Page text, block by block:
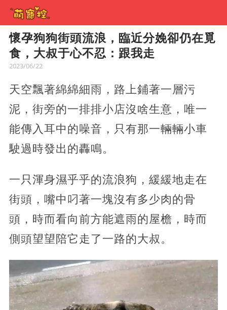
懷孕狗狗街頭流浪，臨近分娩卻仍在覓
食，大叔于心不忍：跟我走
2023/06/22
天空飄著綿綿細雨，路上鋪著一層污
泥，街旁的一排排小店沒啥生意，唯一
能傳入耳中的噪音，只有那一輛輛小車
駛過時發出的轟鳴。
一只渾身濕乎乎的流浪狗，緩緩地走在
街頭，嘴中叼著一塊沒有多少肉的骨
頭，時而看向前方能遮雨的屋檐，時而
側頭望望陪它走了一路的大叔。